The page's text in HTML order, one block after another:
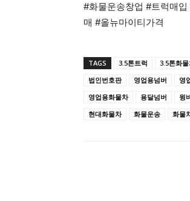
#화물운송창업 #트럭매
매 #올뉴마이티가격
TAGS 3.5톤트럭 3.5톤화
법인번호판
영업용넘버 영
영업용화물차
용달넘버 윙
현대화물차
화물운송 화물